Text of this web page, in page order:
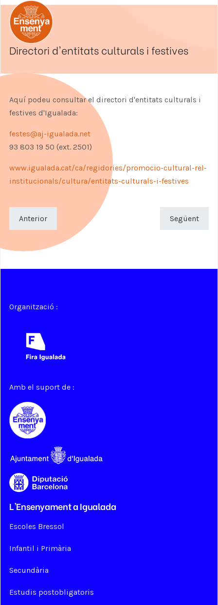
Directori d'entitats culturals i festives
Aquí podeu consultar el directori d'entitats culturals i
festives d'Igualada:
festes@aj-igualada.net
93 803 19 50 (ext. 2501)
www.igualada.cat/ca/regidories/promocio-cultural-rel-
institucionals/cultura/entitats-culturals-i-festives
Anterior Següent
Organització :
Amb el suport de :
L'Ensenyament a Igualada
Escoles Bressol
Infantil i Primària
Secundària
Estudis postobligatoris